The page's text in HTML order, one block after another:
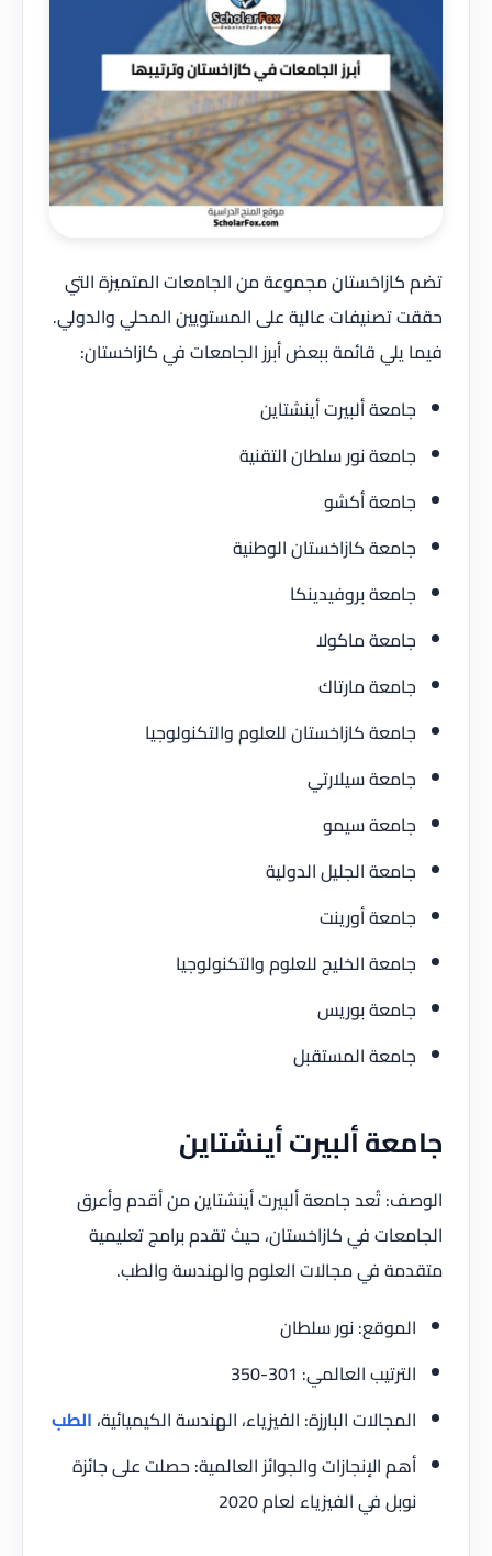
تضم كازاخستان مجموعة من الجامعات المتميزة التي
حققت تصنيفات عالية على المستويين المحلي والدولي.
فيما يلي قائمة ببعض أبرز الجامعات في كازاخستان:
جامعة ألبيرت أينشتاين
جامعة نور سلطان التقنية
جامعة أكشو
جامعة كازاخستان الوطنية
جامعة بروفيدينكا
جامعة ماكولا
جامعة مارتاك
جامعة كازاخستان للعلوم والتكنولوجيا
جامعة سيلارتي
جامعة سيمو
جامعة الجليل الدولية
جامعة أورينت
جامعة الخليج للعلوم والتكنولوجيا
جامعة بوريس
جامعة المستقبل
جامعة ألبيرت أينشتاين
الوصف: تُعد جامعة ألبيرت أينشتاين من أقدم وأعرق
الجامعات في كازاخستان، حيث تقدم برامج تعليمية
متقدمة في مجالات العلوم والهندسة والطب.
الموقع: نور سلطان
الترتيب العالمي: 301-350
المجالات البارزة: الفيزياء، الهندسة الكيميائية،الطب
أهم الإنجازات والجوائز العالمية: حصلت على جائزة
نوبل في الفيزياء لعام 2020